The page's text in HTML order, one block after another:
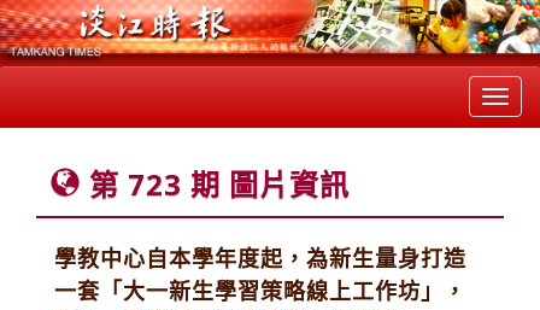
第 723 期 圖片資訊
學教中心自本學年度起，為新生量身打造
一套「大一新生學習策略線上工作坊」，